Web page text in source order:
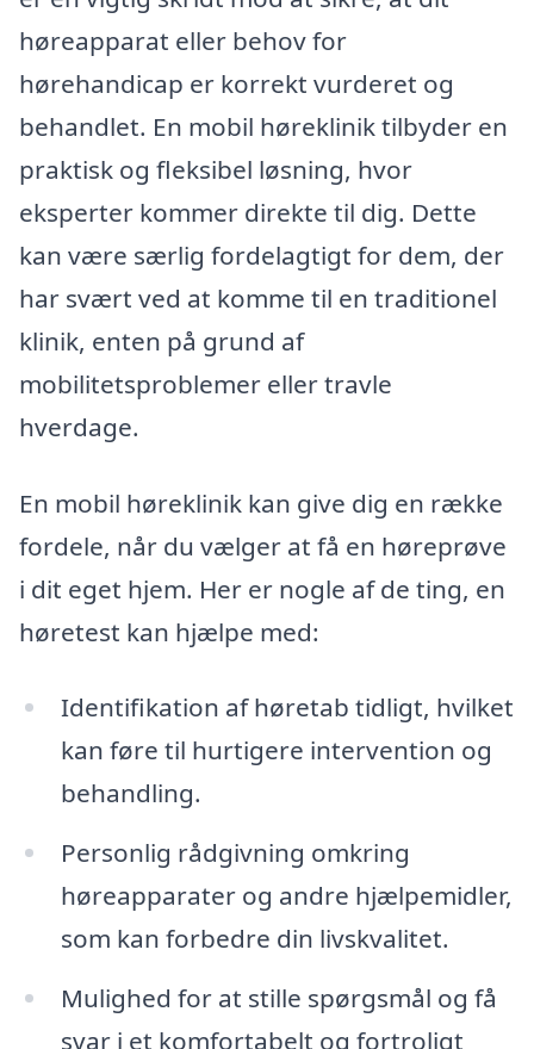
høreapparat eller behov for
hørehandicap er korrekt vurderet og
behandlet. En mobil høreklinik tilbyder en
praktisk og fleksibel løsning, hvor
eksperter kommer direkte til dig. Dette
kan være særlig fordelagtigt for dem, der
har svært ved at komme til en traditionel
klinik, enten på grund af
mobilitetsproblemer eller travle
hverdage.
En mobil høreklinik kan give dig en række
fordele, når du vælger at få en høreprøve
i dit eget hjem. Her er nogle af de ting, en
høretest kan hjælpe med:
Identifikation af høretab tidligt, hvilket
kan føre til hurtigere intervention og
behandling.
Personlig rådgivning omkring
høreapparater og andre hjælpemidler,
som kan forbedre din livskvalitet.
Mulighed for at stille spørgsmål og få
svar i et komfortabelt og fortroligt